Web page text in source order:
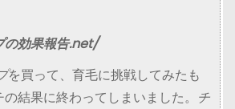
の効果報告.net/
を買って、育毛に挑戦してみたも
結果に終わってしまいました。 チ